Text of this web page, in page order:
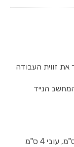
את זווית העבודה
הנייד